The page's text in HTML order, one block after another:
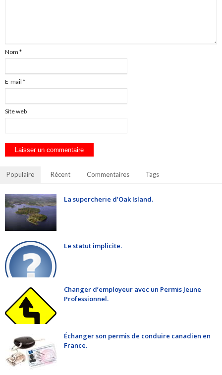
Nom *
E-mail *
Site web
Populaire Récent Commentaires Tags
La supercherie d’Oak Island.
Le statut implicite.
Changer d’employeur avec un Permis Jeune
Professionnel.
Échanger son permis de conduire canadien en
France.